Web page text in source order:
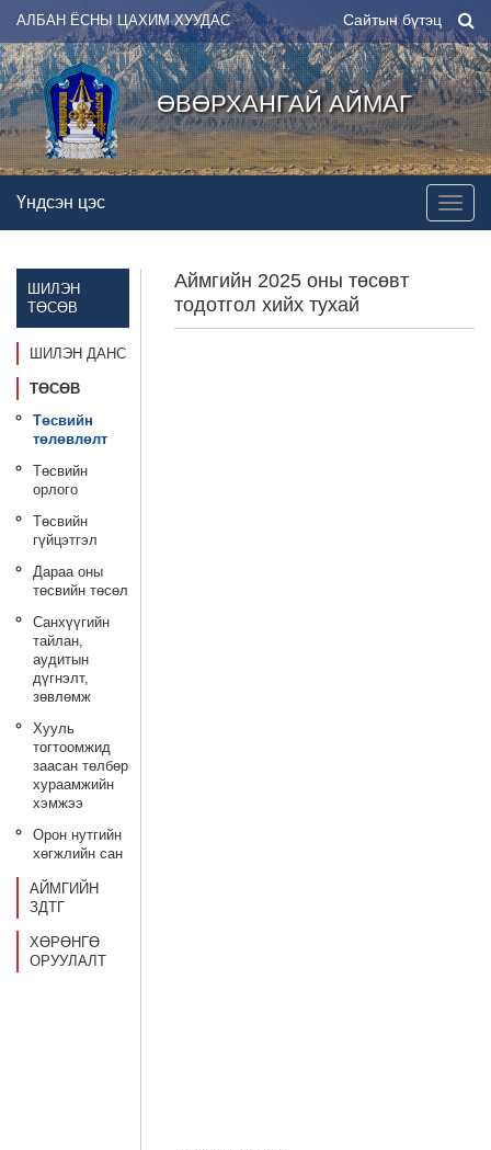
АЛБАН ЁСНЫ ЦАХИМ ХУУДАС Сайтын бүтэц
ӨВӨРХАНГАЙ АЙМАГ
Үндсэн цэс
ШИЛЭН
ТӨСӨВ
ШИЛЭН ДАНС
ТӨСӨВ
Төсвийн
төлөвлөлт
Төсвийн
орлого
Төсвийн
гүйцэтгэл
Дараа оны
төсвийн төсөл
Санхүүгийн
тайлан,
аудитын
дүгнэлт,
зөвлөмж
Хууль
тогтоомжид
заасан төлбөр
хураамжийн
хэмжээ
Орон нутгийн
хөгжлийн сан
АЙМГИЙН
ЗДТГ
ХӨРӨНГӨ
ОРУУЛАЛТ
Аймгийн 2025 оны төсөвт
тодотгол хийх тухай